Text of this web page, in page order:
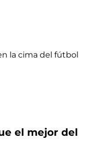
el mejor del